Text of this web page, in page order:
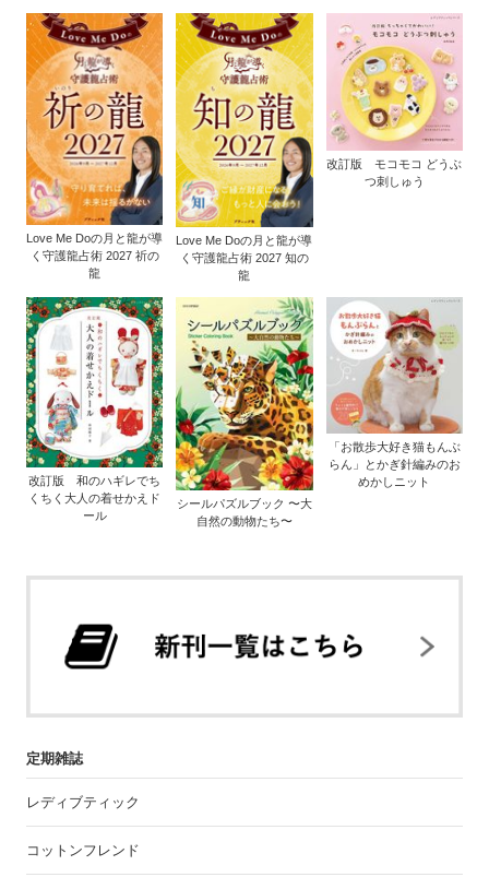
Love Me Doの月と龍が導
く守護龍占術 2027 祈の
龍
Love Me Doの月と龍が導
く守護龍占術 2027 知の
龍
改訂版 モコモコ どうぶ
つ刺しゅう
改訂版 和のハギレでち
くちく大人の着せかえド
ール
シールパズルブック 〜大
自然の動物たち〜
「お散歩大好き猫もんぶ
らん」とかぎ針編みのお
めかしニット
定期雑誌
レディブティック
コットンフレンド